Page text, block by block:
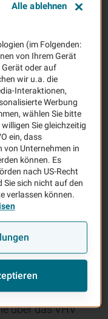
Sie Ihre
online. Bei
verzichten wir
von Bilanzen.
besonders für
mit eigener
mit geringem
über das VHV
(im Folgenden:
von Ihrem Gerät
oder auf
wir u.a. die
Interaktionen,
Werbung
wählen Sie bitte
willigen Sie gleichzeitig
ein, dass
Unternehmen in
können. Es
nach US-Recht
sich nicht auf den
verlassen können.
Alle ablehnen